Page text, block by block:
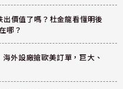
價值了嗎？杜金龍看懂明後
哪？
外設廠搶歐美訂單，巨大、